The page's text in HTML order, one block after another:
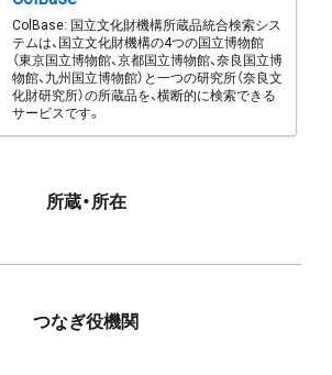
ColBase: 国立文化財機構所蔵品統合検索シス
テムは、国立文化財機構の4つの国立博物館
（東京国立博物館、京都国立博物館、奈良国立博
物館、九州国立博物館）と一つの研究所（奈良文
化財研究所）の所蔵品を、横断的に検索できる
サービスです。
所蔵・所在
つなぎ役機関